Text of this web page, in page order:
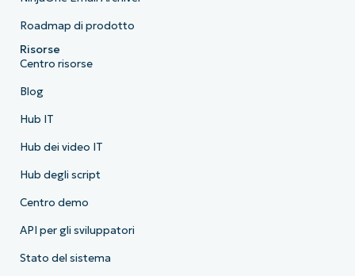
Roadmap di prodotto
Risorse
Centro risorse
Blog
Hub IT
Hub dei video IT
Hub degli script
Centro demo
API per gli sviluppatori
Stato del sistema